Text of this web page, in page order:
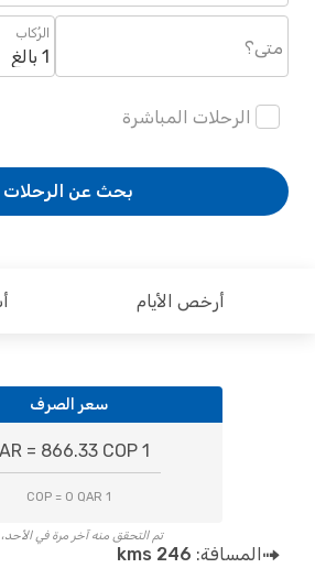
متى؟
الرُكاب
1 بالغ
الرحلات المباشرة
بحث عن الرحلات
أرخص الأيام
سعر الصرف
1 QAR = 866.33 COP
1 COP = 0 QAR
تم التحقق منه آخر مرة في الأحد، ٩/٠٨
المسافة: 246 kms